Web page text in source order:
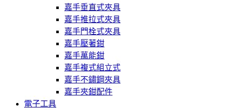
嘉手垂直式夾具
嘉手推拉式夾具
嘉手門栓式夾具
嘉手壓著鉗
嘉手萬能鉗
嘉手複式組立式
嘉手不鏽鋼夾具
嘉手夾鉗配件
電子工具